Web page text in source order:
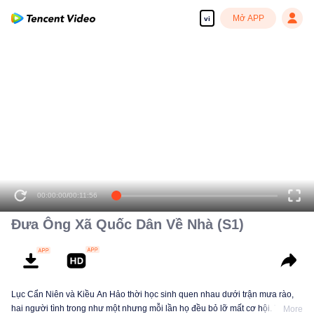
vi Mở APP
00:00:00/00:11:56
Đưa Ông Xã Quốc Dân Về Nhà (S1)
Lục Cẩn Niên và Kiều An Hảo thời học sinh quen nhau dưới trận mưa rào,
hai người tình trong như một nhưng mỗi lần họ đều bỏ lỡ mất cơ hội. TámMore